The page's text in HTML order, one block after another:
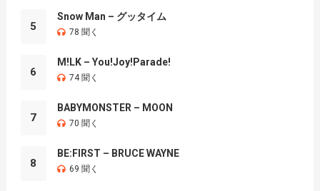
5
Snow Man – グッタイム
78 聞く
6
M!LK – You!Joy!Parade!
74 聞く
7
BABYMONSTER – MOON
70 聞く
8
BE:FIRST – BRUCE WAYNE
69 聞く